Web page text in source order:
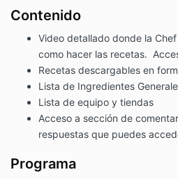
Contenido
Video detallado donde la
como hacer las recetas.
Recetas descargables en
Lista de Ingredientes
Lista de equipo y tiendas
Acceso a sección de
respuestas que puedes
Programa